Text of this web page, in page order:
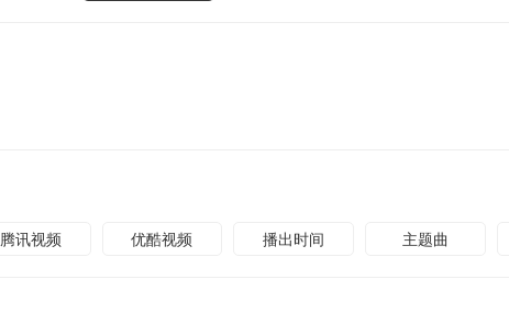
腾讯视频 优酷视频 播出时间 主题曲